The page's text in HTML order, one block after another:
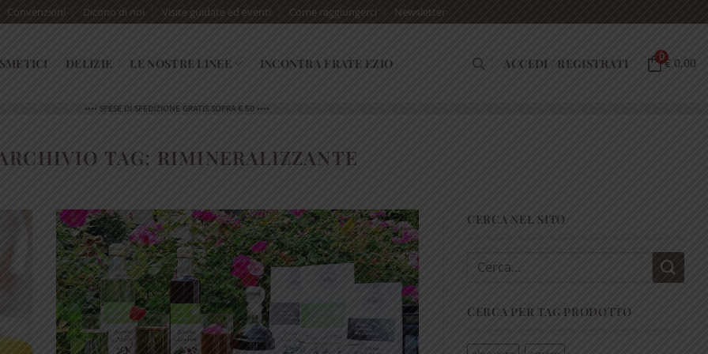
Convenzioni Dicono di noi Visite guidate ed eventi Come raggiungerci Newsletter
DELIZIE LE NOSTRE LINEE INCONTRA FRATE EZIO ACCEDI / REGISTRATI 0€ 0,00
•••• SPESE DI SPEDIZIONE GRATIS SOPRA € 50 ••••
TAG: RIMINERALIZZANTE
CERCA NEL SITO
Cerca:
CERCA PER TAG PRODOTTO